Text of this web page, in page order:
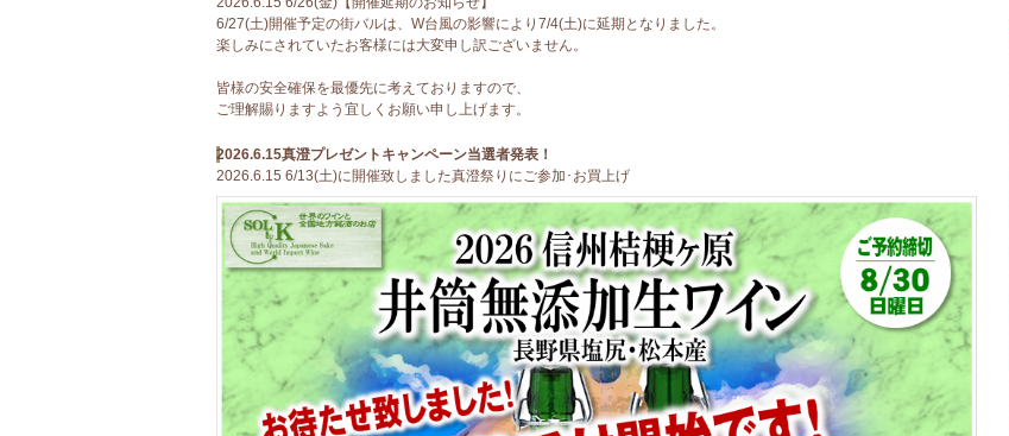
6/27(土)開催予定の街バルは、W台風の影響により7/4(土)に延期となりました。
楽しみにされていたお客様には大変申し訳ございません。
皆様の安全確保を最優先に考えておりますので、
ご理解賜りますよう宜しくお願い申し上げます。
2026.6.15真澄プレゼントキャンペーン当選者発表！
2026.6.15 6/13(土)に開催致しました真澄祭りにご参加･お買上げ
くださいました皆様、誠にありがとうございました。
応募総数129口の中から、厳正なる抽選の結果美浜区にお住いの
T様及びS様がご当選致しました！
誠におめでとうございます！
2026.6.10甲子生ゆず酒お引渡し開始！！
2026.6.10 お待たせ致しました！
甲子生ゆず酒のご予約分お引渡しを開始致しました！
2026.5.7サマータイムスタート！
5/7(木)～9/30(水)まで夏季営業時間(サマータイム)を実施致します！